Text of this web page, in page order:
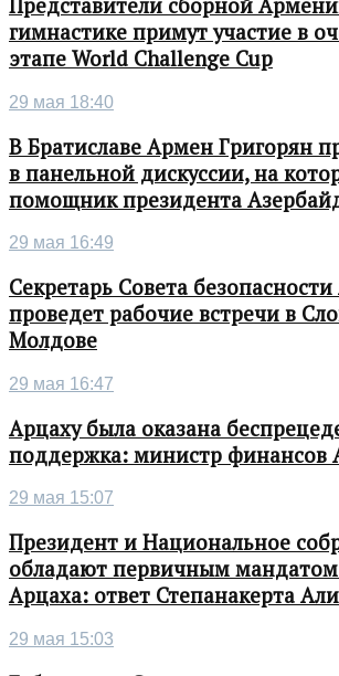
Представители сборной
гимнастике примут участие в
этапе World Challenge Cup
29 мая 18:40
В Братиславе Армен Григорян
в панельной дискуссии, на
помощник президента
29 мая 16:49
Секретарь Совета
проведет рабочие встречи в
Молдове
29 мая 16:47
Арцаху была оказана
поддержка: министр финансов
29 мая 15:07
Президент и Национальное
обладают первичным
Арцаха: ответ Степанакерта
29 мая 15:03